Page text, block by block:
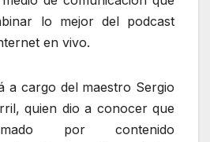
lo mejor del podcast
en vivo.
a cargo del maestro Sergio
quien dio a conocer que
por contenido